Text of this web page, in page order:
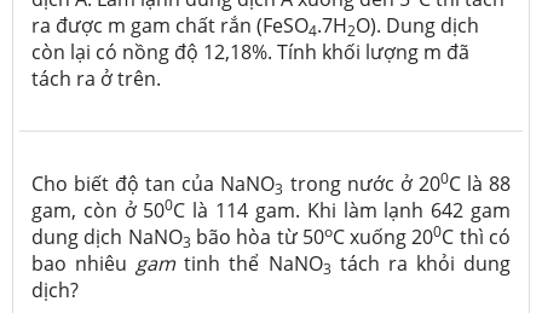
ra được m gam chất rắn (FeSO4.7H2O). Dung dịch
còn lại có nồng độ 12,18%. Tính khối lượng m đã
tách ra ở trên.
Cho biết độ tan của NaNO3 trong nước ở 200C là 88
gam, còn ở 500C là 114 gam. Khi làm lạnh 642 gam
dung dịch NaNO3 bão hòa từ 50oC xuống 200C thì có
bao nhiêugam tinh thể NaNO3 tách ra khỏi dung
dịch?